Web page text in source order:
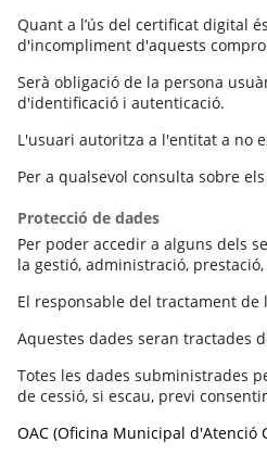
Quant a l’ús del certificat digital
d'incompliment d'aquests
Serà obligació de la persona
d'identificació i autenticació.
L'usuari autoritza a l'entitat a no
Per a qualsevol consulta sobre
Protecció de dades
Per poder accedir a alguns dels
la gestió, administració,
El responsable del tractament de
Aquestes dades seran tractades
Totes les dades subministrades
de cessió, si escau, previ
OAC (Oficina Municipal d'Atenció